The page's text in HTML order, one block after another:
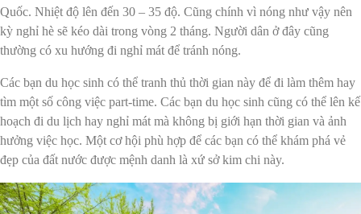
Quốc. Nhiệt độ lên đến 30 – 35 độ. Cũng chính vì nóng như vậy nên
kỳ nghỉ hè sẽ kéo dài trong vòng 2 tháng. Người dân ở đây cũng
thường có xu hướng đi nghỉ mát để tránh nóng.
Các bạn du học sinh có thể tranh thủ thời gian này để đi làm thêm hay
tìm một số công việc part-time. Các bạn du học sinh cũng có thể lên kế
hoạch đi du lịch hay nghỉ mát mà không bị giới hạn thời gian và ảnh
hưởng việc học. Một cơ hội phù hợp để các bạn có thể khám phá vẻ
đẹp của đất nước được mệnh danh là xứ sở kim chi này.